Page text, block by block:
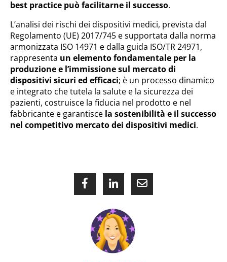
best practice può facilitarne il successo.
L’analisi dei rischi dei dispositivi medici, prevista dal
Regolamento (UE) 2017/745 e supportata dalla norma
armonizzata ISO 14971 e dalla guida ISO/TR 24971,
rappresenta un elemento fondamentale per la
produzione e l’immissione sul mercato di
dispositivi sicuri ed efficaci; è un processo dinamico
e integrato che tutela la salute e la sicurezza dei
pazienti, costruisce la fiducia nel prodotto e nel
fabbricante e garantisce la sostenibilità e il successo
nel competitivo mercato dei dispositivi medici.